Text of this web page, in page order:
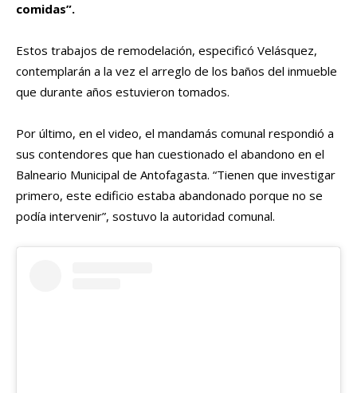
comidas”.
Estos trabajos de remodelación, especificó Velásquez,
contemplarán a la vez el arreglo de los baños del inmueble
que durante años estuvieron tomados.
Por último, en el video, el mandamás comunal respondió a
sus contendores que han cuestionado el abandono en el
Balneario Municipal de Antofagasta. “Tienen que investigar
primero, este edificio estaba abandonado porque no se
podía intervenir”, sostuvo la autoridad comunal.